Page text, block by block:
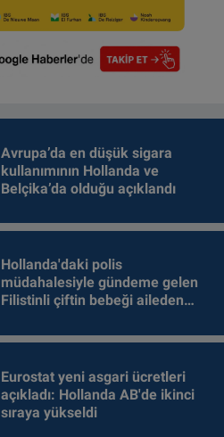
Avrupa’da en düşük sigara
kullanımının Hollanda ve
Belçika’da olduğu açıklandı
Hollanda'daki polis
müdahalesiyle gündeme gelen
Filistinli çiftin bebeği aileden
Eurostat yeni asgari ücretleri
açıkladı: Hollanda AB'de ikinci
sıraya yükseldi